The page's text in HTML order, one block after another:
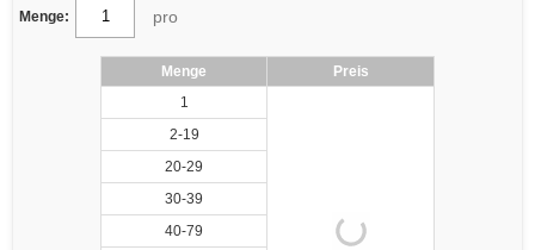
Menge: pro
Menge
Preis
1
2-19
20-29
30-39
40-79